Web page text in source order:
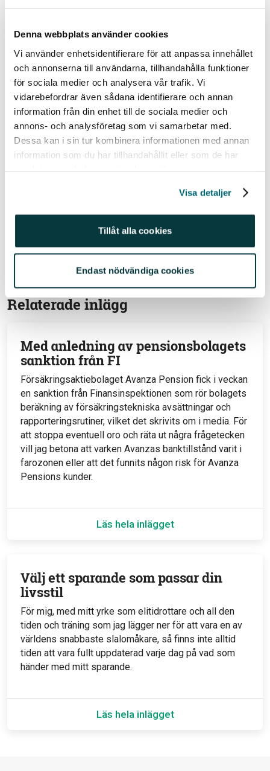
Denna webbplats använder cookies
Vi använder enhetsidentifierare för att anpassa innehållet
och annonserna till användarna, tillhandahålla funktioner
för sociala medier och analysera vår trafik. Vi
vidarebefordrar även sådana identifierare och annan
information från din enhet till de sociala medier och
annons- och analysföretag som vi samarbetar med.
Dessa kan i sin tur kombinera informationen med annan
information som du har tillhandahållit eller som de har
Visa detaljer
Tillåt alla cookies
Endast nödvändiga cookies
Kompatibel för Android 5.0 och senare
Appen är till för dig som har en Android 5.0 och
senare. Det valet har vi gjort eftersom vi ville
fokusera på en bra användarupplevelse och en
design som stöds först från och med dessa
versioner . För telefoner med äldre operativsystem
finns den tidigare appen, som innehåller samma
Har du fler tips, idéer och synpunkter får du mer än
Relaterade ämnen
Okategoriserade (50)
Relaterade inlägg
Med anledning av pensionsbolagets
sanktion från FI
Försäkringsaktiebolaget Avanza Pension fick i veckan
en sanktion från Finansinspektionen som rör bolagets
beräkning av försäkringstekniska avsättningar och
rapporteringsrutiner, vilket det skrivits om i media. För
att stoppa eventuell oro och räta ut några frågetecken
vill jag betona att varken Avanzas banktillstånd varit i
farozonen eller att det funnits någon risk för Avanza
Pensions kunder.
Läs hela inlägget
Välj ett sparande som passar din
livsstil
För mig, med mitt yrke som elitidrottare och all den
tiden och träning som jag lägger ner för att vara en av
världens snabbaste slalomåkare, så finns inte alltid
tiden att vara fullt uppdaterad varje dag på vad som
händer med mitt sparande.
Läs hela inlägget